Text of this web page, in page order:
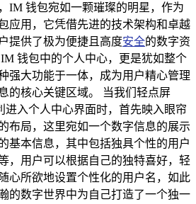
IM 钱包宛如一颗璀璨的明星，作为
应用，它凭借先进的技术架构和卓越
提供了极为便捷且高度安全的数字资
钱包中的个人中心，更是犹如整个
强大功能于一体，成为用户精心管理
的核心关键区域。 当我们轻点屏
进入个人中心界面时，首先映入眼帘
布局，这里宛如一个数字信息的展示
基本信息，其中包括独具个性的用户
，用户可以根据自己的独特喜好，轻
心所欲地设置个性化的用户名，如此
的数字世界中为自己打造了一个独一